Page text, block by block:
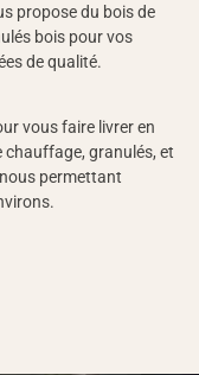
propose du bois de
bois pour vos
de qualité.
vous faire livrer en
chauffage, granulés, et
permettant